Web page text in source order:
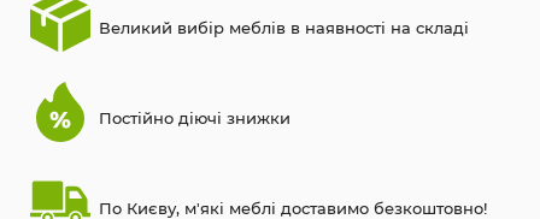
Великий вибір меблів в наявності на складі
Постійно діючі знижки
По Києву, м'які меблі доставимо безкоштовно!